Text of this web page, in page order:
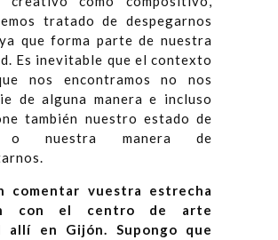
tratado de despegarnos
que forma parte de nuestra
Es inevitable que el contexto
nos encontramos no nos
de alguna manera e incluso
también nuestro estado de
o nuestra manera de
comentar vuestra estrecha
con el centro de arte
allí en Gijón. Supongo que